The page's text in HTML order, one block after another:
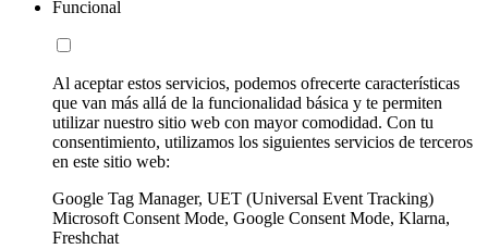
Funcional
Al aceptar estos servicios, podemos ofrecerte características
que van más allá de la funcionalidad básica y te permiten
utilizar nuestro sitio web con mayor comodidad. Con tu
consentimiento, utilizamos los siguientes servicios de terceros
en este sitio web:
Google Tag Manager, UET (Universal Event Tracking)
Microsoft Consent Mode, Google Consent Mode, Klarna,
Freshchat